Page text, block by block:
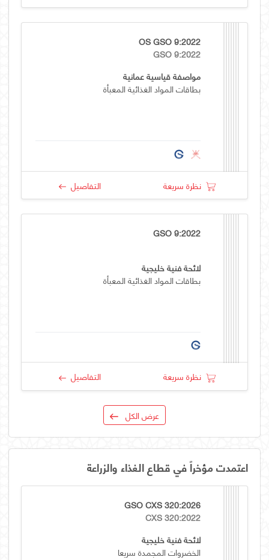
OS GSO 9:2022
GSO 9:2022
مواصفة قياسية عمانية
بطاقات المواد الغذائية المعبأة
نظرة سريعة التفاصيل
GSO 9:2022
لائحة فنية خليجية
بطاقات المواد الغذائية المعبأة
نظرة سريعة التفاصيل
عرض الكل
اعتمدت مؤخراً في قطاع الغذاء والزراعة
GSO CXS 320:2026
CXS 320:2022
لائحة فنية خليجية
الخضروات المجمدة سريعا